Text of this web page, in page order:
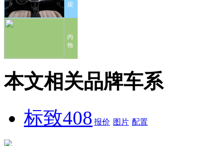
观
内
饰
本文相关品牌车系
标致408 报价 图片 配置